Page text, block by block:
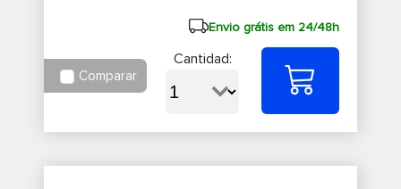
Envio grátis em 24/48h
Comparar
Cantidad: